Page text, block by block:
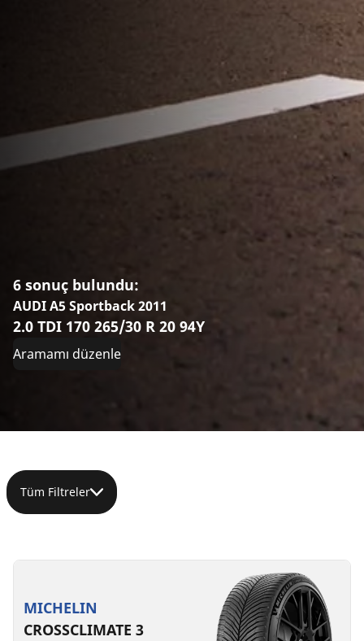
6 sonuç bulundu:
AUDI A5 Sportback 2011
2.0 TDI 170 265/30 R 20 94Y
Aramamı düzenle
Tüm Filtreler
MICHELIN
CROSSCLIMATE 3
XL
C
A 72 dB
D
A
XL
D
C 73 dB
*
D
B 71 dB
RO1
D
B 70 dB
D
C